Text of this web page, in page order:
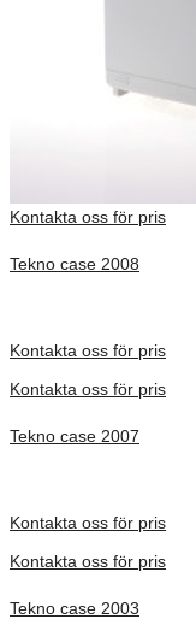
Kontakta oss för pris
Tekno case 2008
Kontakta oss för pris
Kontakta oss för pris
Tekno case 2007
Kontakta oss för pris
Kontakta oss för pris
Tekno case 2003